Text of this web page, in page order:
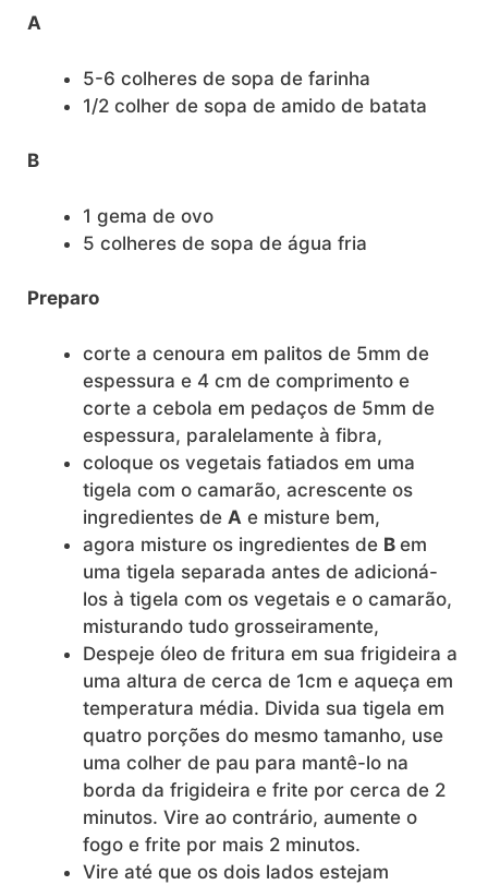
A
5-6 colheres de sopa de farinha
1/2 colher de sopa de amido de batata
B
1 gema de ovo
5 colheres de sopa de água fria
Preparo
corte a cenoura em palitos de 5mm de
espessura e 4 cm de comprimento e
corte a cebola em pedaços de 5mm de
espessura, paralelamente à fibra,
coloque os vegetais fatiados em uma
tigela com o camarão, acrescente os
ingredientes de A e misture bem,
agora misture os ingredientes de B em
uma tigela separada antes de adicioná-
los à tigela com os vegetais e o camarão,
misturando tudo grosseiramente,
Despeje óleo de fritura em sua frigideira a
uma altura de cerca de 1cm e aqueça em
temperatura média. Divida sua tigela em
quatro porções do mesmo tamanho, use
uma colher de pau para mantê-lo na
borda da frigideira e frite por cerca de 2
minutos. Vire ao contrário, aumente o
fogo e frite por mais 2 minutos.
Vire até que os dois lados estejam